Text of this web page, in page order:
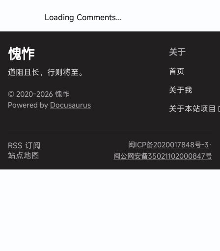
Loading Comments...
愧怍
道阻且长，行则将至。
© 2020-2026 愧怍
Powered by Docusaurus
关于
首页
关于我
关于本站项目
RSS 订阅
站点地图
闽ICP备2020017848号-3 ·
闽公网安备35021102000847号